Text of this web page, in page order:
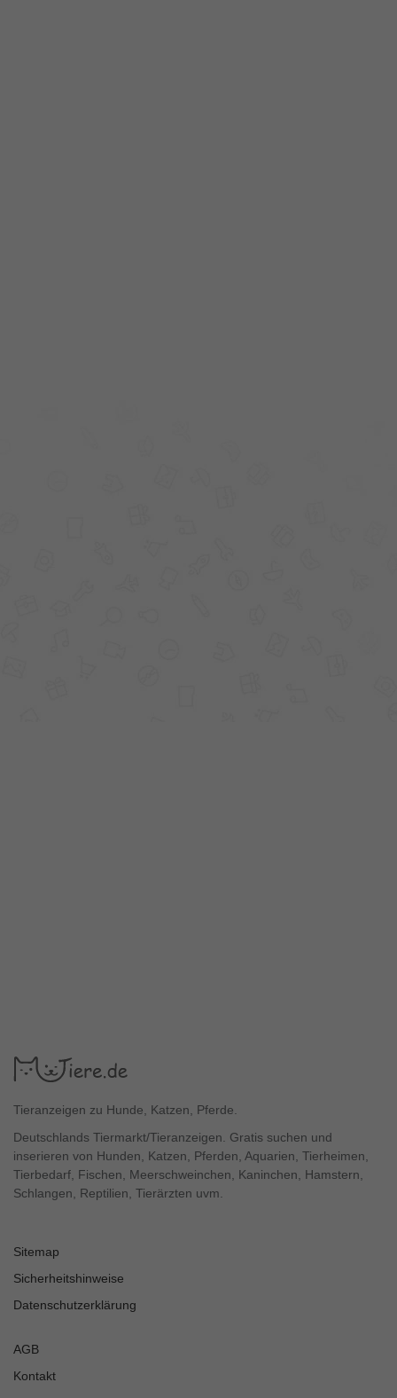
Tieranzeigen zu Hunde, Katzen, Pferde.
Deutschlands Tiermarkt/Tieranzeigen. Gratis suchen und
inserieren von Hunden, Katzen, Pferden, Aquarien, Tierheimen,
Tierbedarf, Fischen, Meerschweinchen, Kaninchen, Hamstern,
Schlangen, Reptilien, Tierärzten uvm.
Sitemap
Sicherheitshinweise
Datenschutzerklärung
AGB
Kontakt